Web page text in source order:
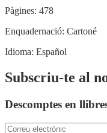
Pàgines: 478
Enquadernació: Cartoné
Idioma: Español
Subscriu-te al
Descomptes en